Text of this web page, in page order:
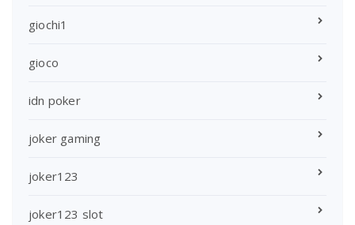
giochi1
gioco
idn poker
joker gaming
joker123
joker123 slot